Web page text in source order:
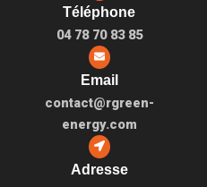
Téléphone
04 78 70 83 85
Email
contact@rgreen-
energy.com
Adresse